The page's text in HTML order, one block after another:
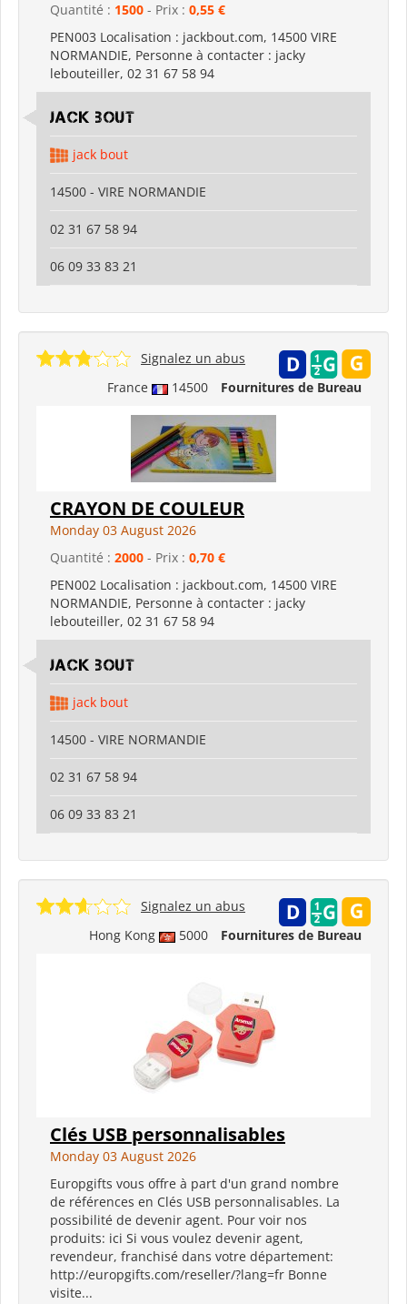
Quantité : 1500 - Prix : 0,55 €
PEN003 Localisation : jackbout.com, 14500 VIRE
NORMANDIE, Personne à contacter : jacky
lebouteiller, 02 31 67 58 94
jack bout
jack bout
14500 - VIRE NORMANDIE
02 31 67 58 94
06 09 33 83 21
France 14500 Fournitures de Bureau
Signalez un abus
CRAYON DE COULEUR
Monday 03 August 2026
Quantité : 2000 - Prix : 0,70 €
PEN002 Localisation : jackbout.com, 14500 VIRE
NORMANDIE, Personne à contacter : jacky
lebouteiller, 02 31 67 58 94
jack bout
jack bout
14500 - VIRE NORMANDIE
02 31 67 58 94
06 09 33 83 21
Hong Kong 5000 Fournitures de Bureau
Signalez un abus
Clés USB personnalisables
Monday 03 August 2026
Europgifts vous offre à part d'un grand nombre
de références en Clés USB personnalisables. La
possibilité de devenir agent. Pour voir nos
produits: ici Si vous voulez devenir agent,
revendeur, franchisé dans votre département:
http://europgifts.com/reseller/?lang=fr Bonne
visite...